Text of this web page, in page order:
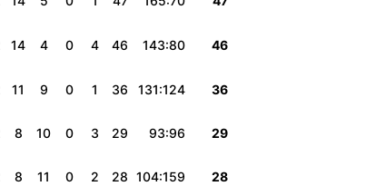
14 4 0 4 46 143:80 46
11 9 0 1 36 131:124 36
8 10 0 3 29 93:96 29
8 11 0 2 28 104:159 28